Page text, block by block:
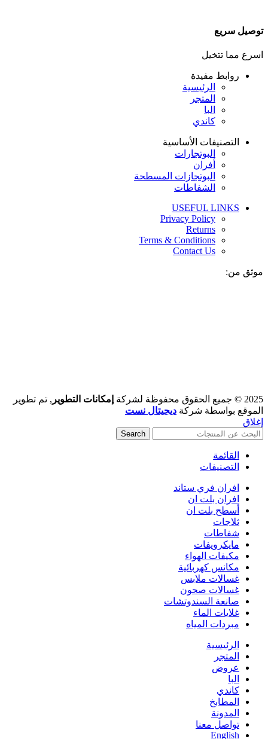
توصيل سريع
اسرع مما تتخيل
روابط مفيدة
الرئيسية
المتجر
البا
كاندي
التصنيفات الأساسية
البوتجارات
أفران
البوتجازات المسطحة
الشفاطات
USEFUL LINKS
Privacy Policy
Returns
Terms & Conditions
Contact Us
موثق من:
2025 © جميع الحقوق محفوظة لشركة إمكانات التطوير , تم تطوير
الموقع بواسطة شركة ديجيتال نست
إغلاق
Search
القائمة
التصنيفات
افران فري ستاند
افران بلت ان
أسطح بلت ان
ثلاجات
شفاطات
مايكرويفات
مكيفات الهواء
مكانس كهربائية
غسالات ملابس
غسالات صحون
صانعة السندوتشات
غلايات الماء
مبردات المياه
الرئيسية
المتجر
عروض
البا
كاندي
المطابخ
المدونة
تواصل معنا
English